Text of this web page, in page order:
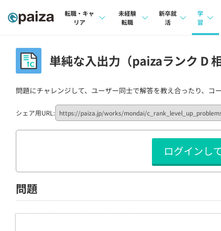
転職・キャ
リア
インタビュー
転職成功ガイド
転職エージェント
未経験
転職
インタビュー
転職成功ガイド
新卒就
活
本選考
新卒エージェント
イベント・セミナー
インタビュー
就活成功ガイド
学
習
問題集
4択
ナレ
リフ
プラン
個人
学校
単純な入出力（paizaランク D
問題にチャレンジして、ユーザー同士で解答を教え合ったり、コ
シェア用URL:
ログインし
問題